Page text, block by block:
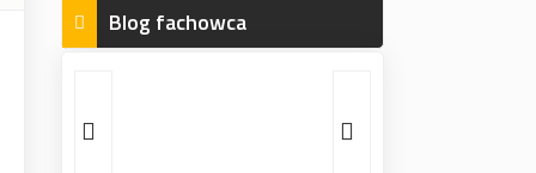
Blog fachowca